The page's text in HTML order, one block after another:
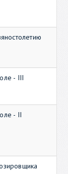
- III
- II